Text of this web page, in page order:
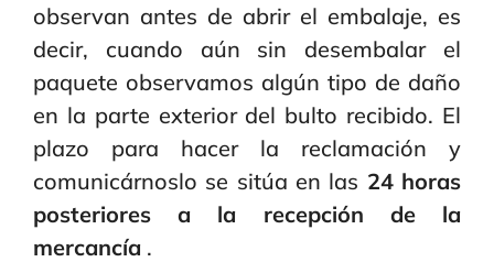
observan antes de abrir el embalaje, es
decir, cuando aún sin desembalar el
paquete observamos algún tipo de daño
en la parte exterior del bulto recibido. El
plazo para hacer la reclamación y
comunicárnoslo se sitúa en las 24 horas
posteriores a la recepción de la
mercancía.